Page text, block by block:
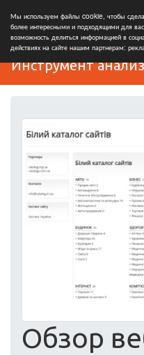
Мы используем файлы cookie, чтобы
более интересными и подходящими для
возможность делиться информацией в
действиях на сайте нашим партнерам:
Инструмент
Обзор